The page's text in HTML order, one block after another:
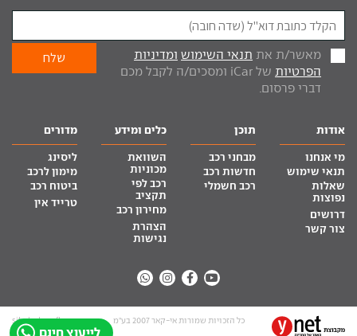
לייעוץ חינם
מאשר/ת את תנאי השימוש ומדיניות
הפרטיות
של iCar ומסכים/ה לקבל מכם
דברי פרסום.
אודות
מי אנחנו
תנאי שימוש
שאלות
נפוצות
דרושים
צור קשר
תוכן
מבחני רכב
חדשות רכב
רכב חשמלי
כלים ומידע
השוואת
מכוניות
רכב לפי
תקציב
מחירון רכב
הצהרת
נגישות
מדורים
ליסינג
מימון לרכב
ביטוח רכב
טרייד אין
כל הזכויות שמורות אי-קאר 2007 בע”מ site by tq.soft